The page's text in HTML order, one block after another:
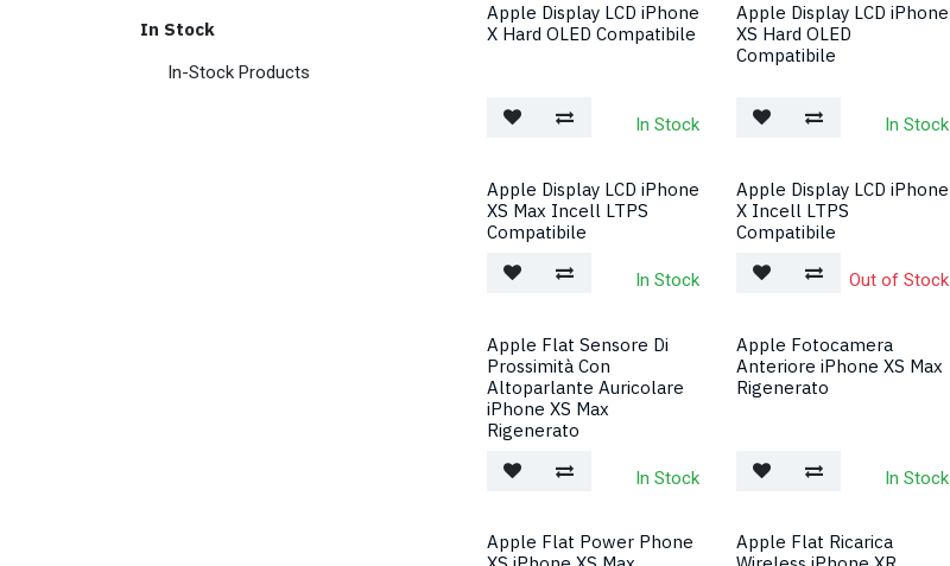
In Stock
In-Stock Products
Apple Display LCD iPhone
X Hard OLED Compatibile
In Stock
Apple Display LCD iPhone
XS Hard OLED
Compatibile
In Stock
Apple Display LCD iPhone
XS Max Incell LTPS
Compatibile
In Stock
Apple Display LCD iPhone
X Incell LTPS
Compatibile
Out of Stock
Apple Flat Sensore Di
Prossimità Con
Altoparlante Auricolare
iPhone XS Max
Rigenerato
In Stock
Apple Fotocamera
Anteriore iPhone XS Max
Rigenerato
In Stock
Apple Flat Power Phone
Apple Flat Ricarica